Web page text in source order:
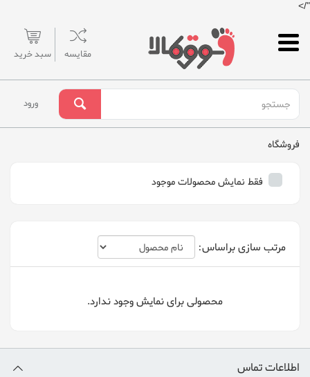
"/>
مقایسه سبد خرید
ورود
فروشگاه
فقط نمایش محصولات موجود
مرتب سازی براساس:
محصولی برای نمایش وجود ندارد.
اطلاعات تماس